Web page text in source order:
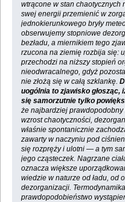
wtrącone w stan chaotycznych
swej energii przemienić w
jednokierunkowego bryły
obserwujemy stopniowe
bezładu, a miernikiem tego
rzucona na ziemię rozbija się:
przechodzi na niższy stopień
nieodwracalnego, gdyż
nie złożą się w całą szklankę.
uogólnia to zjawisko głosząc,
się samorzutnie tylko
że najbardziej prawdopodobny
wzrost chaotyczności,
właśnie spontanicznie
zawarty w naczyniu pod
się rozpręży i ulotni — a tym
jego cząsteczek. Nagrzane
oznacza większe
wiedzie w naturze od ładu, od
dezorganizacji.
prawdopodobieństwo